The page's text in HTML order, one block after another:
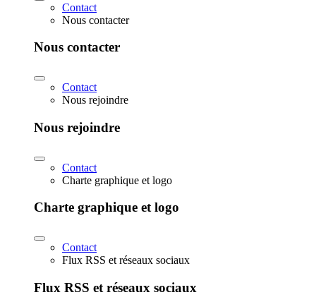
Contact
Nous contacter
Nous contacter
Contact
Nous rejoindre
Nous rejoindre
Contact
Charte graphique et logo
Charte graphique et logo
Contact
Flux RSS et réseaux sociaux
Flux RSS et réseaux sociaux